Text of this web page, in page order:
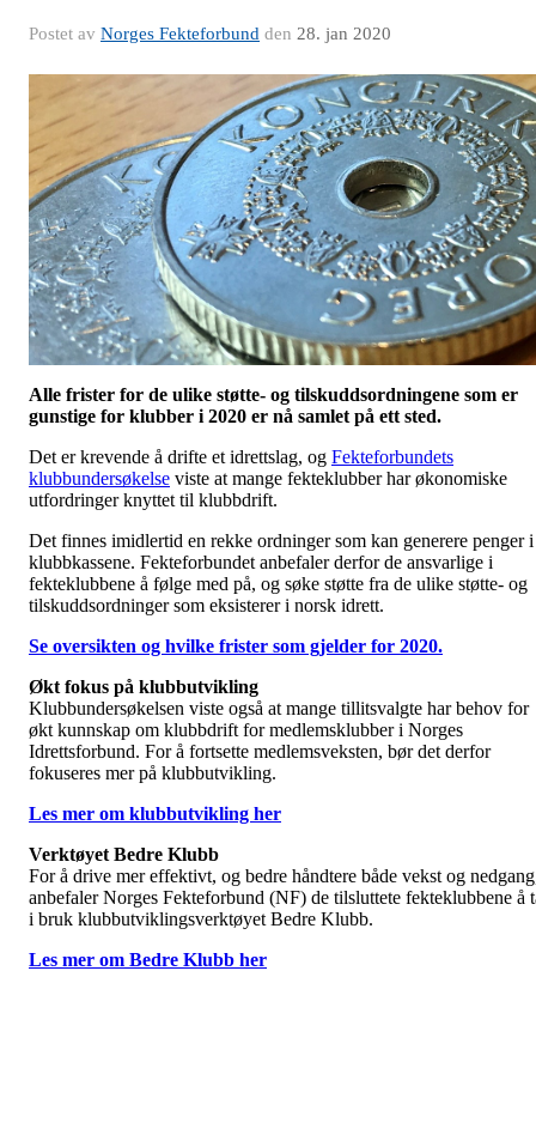
Postet av Norges Fekteforbund den 28. jan 2020
Alle frister for de ulike støtte- og tilskuddsordningene som er
gunstige for klubber i 2020 er nå samlet på ett sted.
Det er krevende å drifte et idrettslag, og Fekteforbundets
klubbundersøkelse viste at mange fekteklubber har økonomiske
utfordringer knyttet til klubbdrift.
Det finnes imidlertid en rekke ordninger som kan generere penger i
klubbkassene. Fekteforbundet anbefaler derfor de ansvarlige i
fekteklubbene å følge med på, og søke støtte fra de ulike støtte- og
tilskuddsordninger som eksisterer i norsk idrett.
Se oversikten og hvilke frister som gjelder for 2020.
Økt fokus på klubbutvikling
Klubbundersøkelsen viste også at mange tillitsvalgte har behov for
økt kunnskap om klubbdrift for medlemsklubber i Norges
Idrettsforbund. For å fortsette medlemsveksten, bør det derfor
fokuseres mer på klubbutvikling.
Les mer om klubbutvikling her
Verktøyet Bedre Klubb
For å drive mer effektivt, og bedre håndtere både vekst og
anbefaler Norges Fekteforbund (NF) de tilsluttete fekteklubbene å
i bruk klubbutviklingsverktøyet Bedre Klubb.
Les mer om Bedre Klubb her